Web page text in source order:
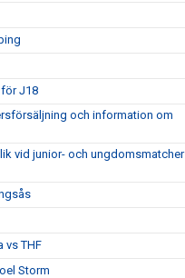
J18
och information om
vid junior- och ungdomsmatcher
vs THF
Storm